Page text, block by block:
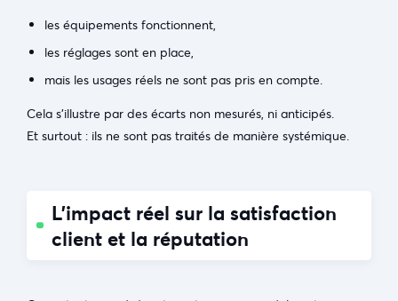
les équipements fonctionnent,
les réglages sont en place,
mais les usages réels ne sont pas pris en compte.
Cela s’illustre par des écarts non mesurés, ni anticipés.
Et surtout : ils ne sont pas traités de manière systémique.
L’impact réel sur la satisfaction
client et la réputation